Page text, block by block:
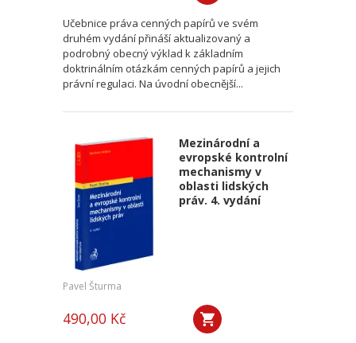
Učebnice práva cenných papírů ve svém
druhém vydání přináší aktualizovaný a
podrobný obecný výklad k základním
doktrinálním otázkám cenných papírů a jejich
právní regulaci. Na úvodní obecnější...
Mezinárodní a
evropské kontrolní
mechanismy v
oblasti lidských
práv. 4. vydání
Pavel Šturma
490,00 Kč